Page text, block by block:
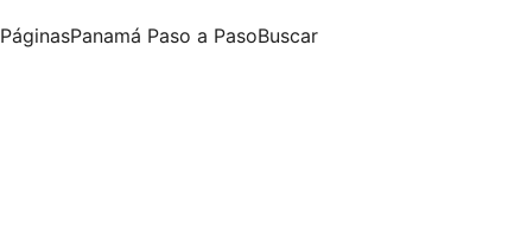
PáginasPanamá Paso a PasoBuscar